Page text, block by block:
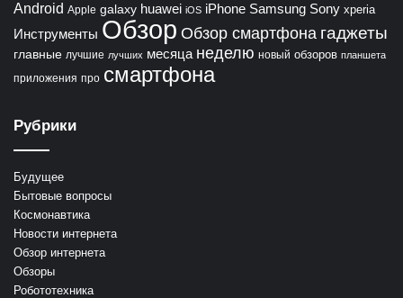
Android Apple galaxy huawei iOS iPhone Samsung Sony xperia
Инструменты Обзор Обзор смартфона гаджеты
главные лучшие лучших месяца неделю новый обзоров планшета
приложения про смартфона
Рубрики
Будущее
Бытовые вопросы
Космонавтика
Новости интернета
Обзор интернета
Обзоры
Робототехника